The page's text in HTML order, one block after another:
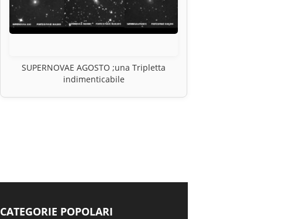
SUPERNOVAE AGOSTO ;una Tripletta
indimenticabile
CATEGORIE POPOLARI